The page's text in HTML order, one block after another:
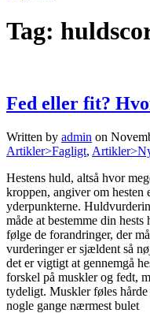
Tag:
Fed eller fit?
Written by admin on
Artikler>Fagligt,
Hestens huld, altså hvor
kroppen, angiver om hesten
yderpunkterne.
måde at bestemme din
følge de forandringer, der
vurderinger er sjældent så
det er vigtigt at gennemgå
forskel på muskler og fedt,
tydeligt. Muskler føles
nogle gange nærmest bulet